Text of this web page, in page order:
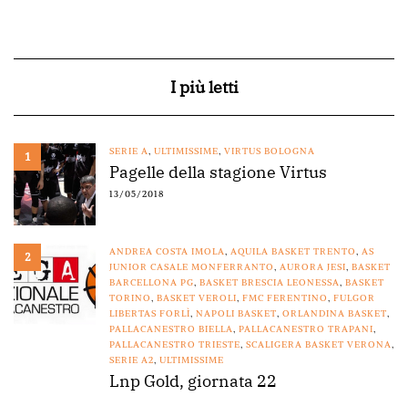
I più letti
1 SERIE A, ULTIMISSIME, VIRTUS BOLOGNA
Pagelle della stagione Virtus
13/05/2018
2 ANDREA COSTA IMOLA, AQUILA BASKET TRENTO, AS
JUNIOR CASALE MONFERRANTO, AURORA JESI, BASKET
BARCELLONA PG, BASKET BRESCIA LEONESSA, BASKET
TORINO, BASKET VEROLI, FMC FERENTINO, FULGOR
LIBERTAS FORLÌ, NAPOLI BASKET, ORLANDINA BASKET,
PALLACANESTRO BIELLA, PALLACANESTRO TRAPANI,
PALLACANESTRO TRIESTE, SCALIGERA BASKET VERONA,
SERIE A2, ULTIMISSIME
Lnp Gold, giornata 22